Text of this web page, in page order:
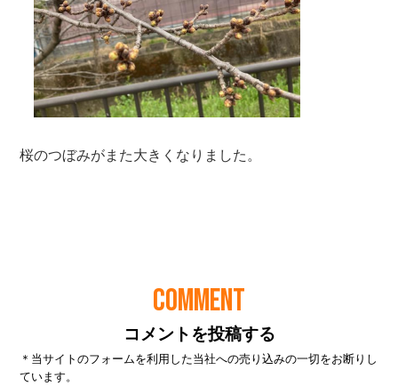
COMMENT
コメントを投稿する
＊当サイトのフォームを利用した当社への売り込みの一切をお断りし
ています。